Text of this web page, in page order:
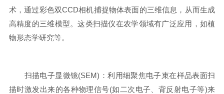
术，通过彩色双CCD相机捕捉物体表面的三维信息，从而生成
高精度的三维模型。这类扫描仪在农学领域有广泛应用，如植
物形态学研究等。
扫描电子显微镜(SEM)：利用细聚焦电子束在样品表面扫
描时激发出来的各种物理信号(如二次电子、背反射电子等)来